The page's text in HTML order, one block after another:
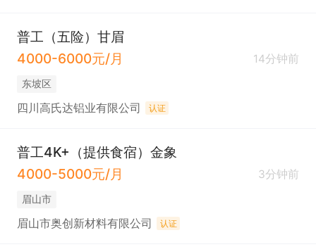
普工（五险）甘眉
4000-6000元/月
14分钟前
东坡区
四川高氏达铝业有限公司 认证
普工4K+（提供食宿）金象
4000-5000元/月
3分钟前
眉山市
眉山市奥创新材料有限公司 认证